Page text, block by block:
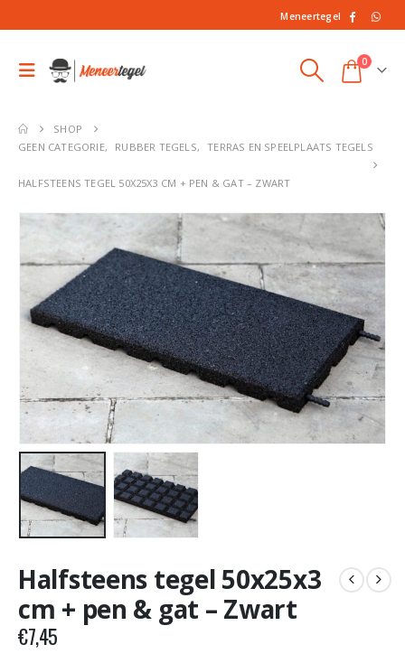
Meneertegel
0
SHOP
GEEN CATEGORIE, RUBBER TEGELS, TERRAS EN SPEELPLAATS TEGELS
HALFSTEENS TEGEL 50X25X3 CM + PEN & GAT – ZWART
Halfsteens tegel 50x25x3
cm + pen & gat – Zwart
€7,45